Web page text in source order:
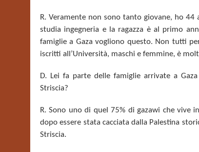
R. Veramente non sono tanto giovane, ho
studia ingegneria e la ragazza è al primo
famiglie a Gaza vogliono questo. Non tutti
iscritti all’Università, maschi e femmine, è
D. Lei fa parte delle famiglie arrivate a
Striscia?
R. Sono uno di quel 75% di gazawi che vive
dopo essere stata cacciata dalla Palestina
Striscia.